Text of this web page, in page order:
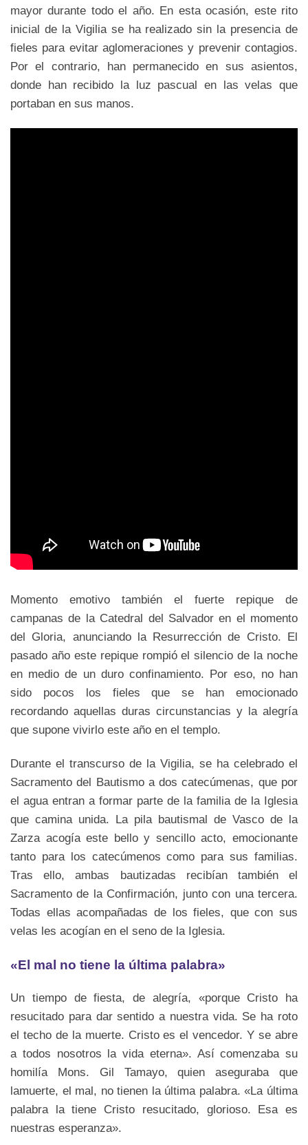
mayor durante todo el año. En esta ocasión, este rito
inicial de la Vigilia se ha realizado sin la presencia de
fieles para evitar aglomeraciones y prevenir contagios.
Por el contrario, han permanecido en sus asientos,
donde han recibido la luz pascual en las velas que
portaban en sus manos.
Momento emotivo también el fuerte repique de
campanas de la Catedral del Salvador en el momento
del Gloria, anunciando la Resurrección de Cristo. El
pasado año este repique rompió el silencio de la noche
en medio de un duro confinamiento. Por eso, no han
sido pocos los fieles que se han emocionado
recordando aquellas duras circunstancias y la alegría
que supone vivirlo este año en el templo.
Durante el transcurso de la Vigilia, se ha celebrado el
Sacramento del Bautismo a dos catecúmenas, que por
el agua entran a formar parte de la familia de la Iglesia
que camina unida. La pila bautismal de Vasco de la
Zarza acogía este bello y sencillo acto, emocionante
tanto para los catecúmenos como para sus familias.
Tras ello, ambas bautizadas recibían también el
Sacramento de la Confirmación, junto con una tercera.
Todas ellas acompañadas de los fieles, que con sus
velas les acogían en el seno de la Iglesia.
«El mal no tiene la última palabra»
Un tiempo de fiesta, de alegría, «porque Cristo ha
resucitado para dar sentido a nuestra vida. Se ha roto
el techo de la muerte. Cristo es el vencedor. Y se abre
a todos nosotros la vida eterna». Así comenzaba su
homilía Mons. Gil Tamayo, quien aseguraba que
lamuerte, el mal, no tienen la última palabra. «La última
palabra la tiene Cristo resucitado, glorioso. Esa es
nuestras esperanza».